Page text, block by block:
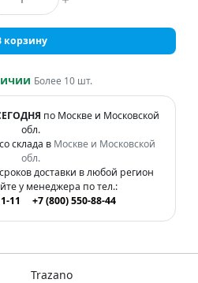
корзину
Более 10 шт.
по Москве и Московской
обл.
склада в Москве и Московской
обл.
доставки в любой регион
у менеджера по тел.:
11
+7 (800) 550-88-44
Trazano